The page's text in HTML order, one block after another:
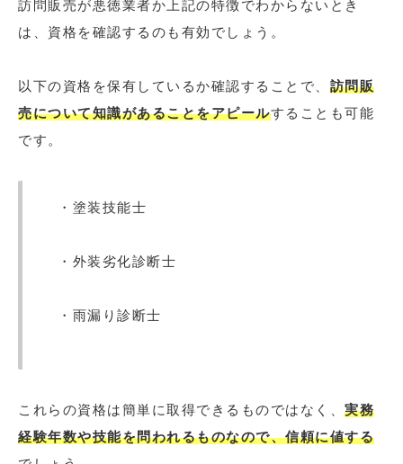
訪問販売が悪徳業者か上記の特徴でわからないとき
は、資格を確認するのも有効でしょう。
以下の資格を保有しているか確認することで、 訪問販
売について知識があることをアピールすることも可能
です。
・塗装技能士
・外装劣化診断士
・雨漏り診断士
これらの資格は簡単に取得できるものではなく、 実務
経験年数や技能を問われるものなので、信頼に値する